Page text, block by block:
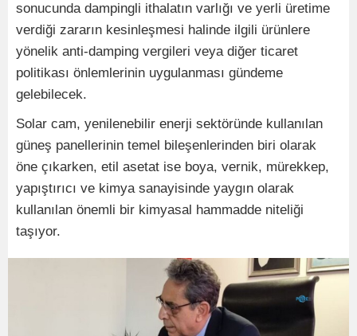
sonucunda dampingli ithalatın varlığı ve yerli üretime
verdiği zararın kesinleşmesi halinde ilgili ürünlere
yönelik anti-damping vergileri veya diğer ticaret
politikası önlemlerinin uygulanması gündeme
gelebilecek.
Solar cam, yenilenebilir enerji sektöründe kullanılan
güneş panellerinin temel bileşenlerinden biri olarak
öne çıkarken, etil asetat ise boya, vernik, mürekkep,
yapıştırıcı ve kimya sanayisinde yaygın olarak
kullanılan önemli bir kimyasal hammadde niteliği
taşıyor.